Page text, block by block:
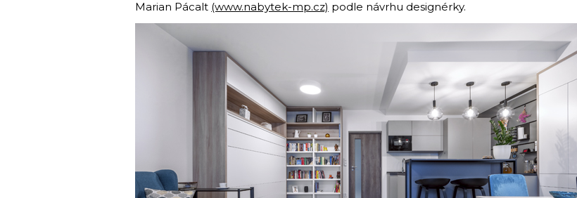
Marian ­Pácalt (www.nabytek-mp.cz) podle návrhu designérky.